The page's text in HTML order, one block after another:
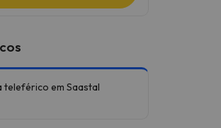
teleférico em Saastal